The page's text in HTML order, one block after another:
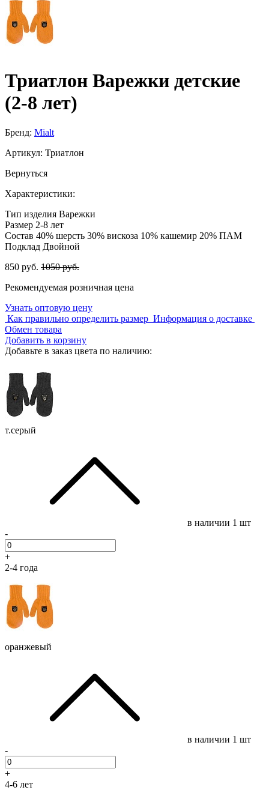
Триатлон Варежки детские
(2-8 лет)
Бренд: Mialt
Артикул: Триатлон
Вернуться
Характеристики:
Тип изделия Варежки
Размер 2-8 лет
Состав 40% шерсть 30% вискоза 10% кашемир 20% ПАМ
Подклад Двойной
850 руб. 1050 руб.
Рекомендуемая розничная цена
Узнать оптовую цену
Как правильно определить размер Информация о доставке
Обмен товара
Добавить в корзину
Добавьте в заказ цвета по наличию:
т.серый
в наличии 1 шт
-
+
2-4 года
оранжевый
в наличии 1 шт
-
+
4-6 лет